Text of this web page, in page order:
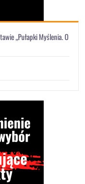
„Pułapki Myślenia. O